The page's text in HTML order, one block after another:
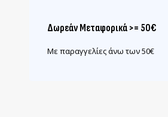
Δωρεάν Μεταφορικά >= 50€
Με παραγγελίες άνω των 50€